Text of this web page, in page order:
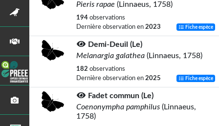
Pieris rapae (Linnaeus, 1758)
194 observations
Dernière observation en 2023 Fiche espèce
Demi-Deuil (Le)
Melanargia galathea (Linnaeus, 1758)
182 observations
Dernière observation en 2025 Fiche espèce
Fadet commun (Le)
Coenonympha pamphilus (Linnaeus,
1758)